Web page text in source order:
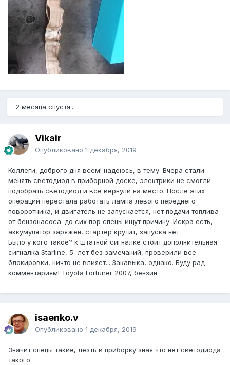
2 месяца спустя...
Vikair
Опубликовано 1 декабря, 2019
Коллеги, доброго дня всем! надеюсь, в тему. Вчера стали
менять светодиод в приборной доске, электрики не смогли
подобрать светодиод и все вернули на место. После этих
операций перестала работать лампа левого переднего
поворотника, и двигатель не запускается, нет подачи топлива
от бензонасоса. до сих пор спецы ищут причину. Искра есть,
аккумулятор заряжен, стартер крутит, запуска нет.
Было у кого такое? к штатной сигналке стоит дополнительная
сигналка Starline, 5 лет без замечаний, проверили все
блокировки, ничто не влияет....Закавыка, однако. Буду рад
комментариям! Toyota Fortuner 2007, бензин
isaenko.v
Опубликовано 1 декабря, 2019
Значит спецы такие, лезть в приборку зная что нет светодиода
такого.